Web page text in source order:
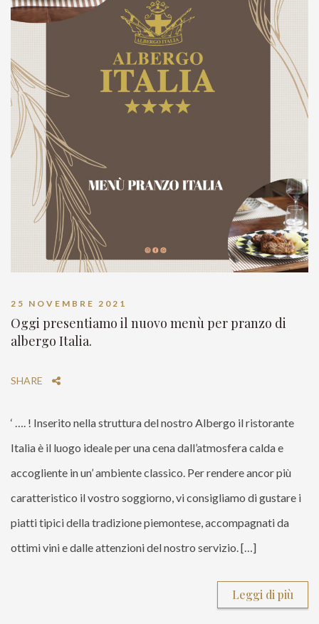
25 NOVEMBRE 2021
Oggi presentiamo il nuovo menù per pranzo di
albergo Italia.
SHARE
‘ …. ! Inserito nella struttura del nostro Albergo il ristorante
Italia è il luogo ideale per una cena dall’atmosfera calda e
accogliente in un’ ambiente classico. Per rendere ancor più
caratteristico il vostro soggiorno, vi consigliamo di gustare i
piatti tipici della tradizione piemontese, accompagnati da
ottimi vini e dalle attenzioni del nostro servizio. […]
Leggi di più